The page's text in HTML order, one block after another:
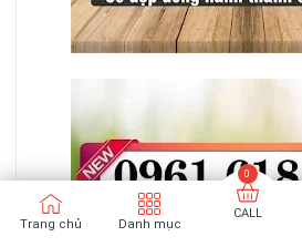
Trang chủ Danh mục
CALL